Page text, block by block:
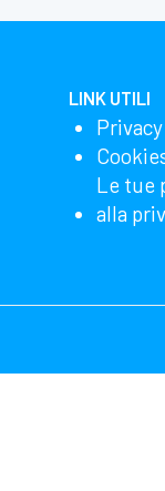
LINK UTILI
Le tue
alla